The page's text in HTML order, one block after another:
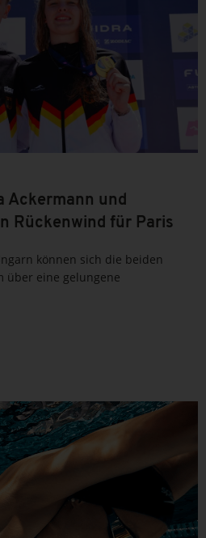
Ackermann und
Rückenwind für Paris
können sich die beiden
über eine gelungene